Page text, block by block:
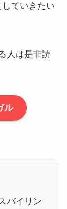
ていきたい
人は是非読
ル
バイリン